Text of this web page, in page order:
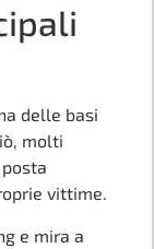
delle basi
molti
vittime.
e mira a